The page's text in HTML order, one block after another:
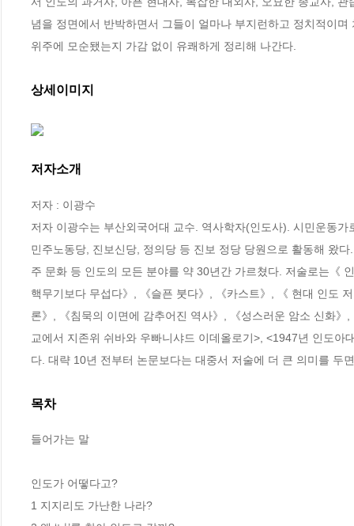
념을 정면에서 반박하면서 그들이 얼마나 부지런하고 정치적이
위주에 모순됐는지 가감 없이 유쾌하게 정리해 나간다.
상세이미지
저자소개
저자 : 이광수
저자 이광수는 부산외국어대 교수. 역사학자(인도사). 시민운동가
민주노동당, 진보신당, 정의당 등 진보 정당 당원으로 활동해 왔
주 문화 등 인도의 모든 분야를 약 30년간 가르쳤다. 저술로는《
핵무기보다 무섭다》, 《슬픈 붓다》, 《카스트》, 《 현대 인도
론》, 《침묵의 이면에 감추어진 역사》, 《성스러운 암소 신화
교에서 지존위 쉬바와 우빠니샤드 이데올로기>, <1947년 인도
다. 대략 10년 전부터 논문보다는 대중서 저술에 더 큰 의미를 두
목차
들어가는 말
인도가 어떻다고?
1 지지리도 가난한 나라?